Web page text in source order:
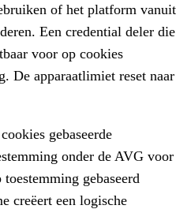
of het platform vanuit
Een credential deler die
voor op cookies
De apparaatlimiet reset naar
gebaseerde
onder de AVG voor
gebaseerd
creëert een logische